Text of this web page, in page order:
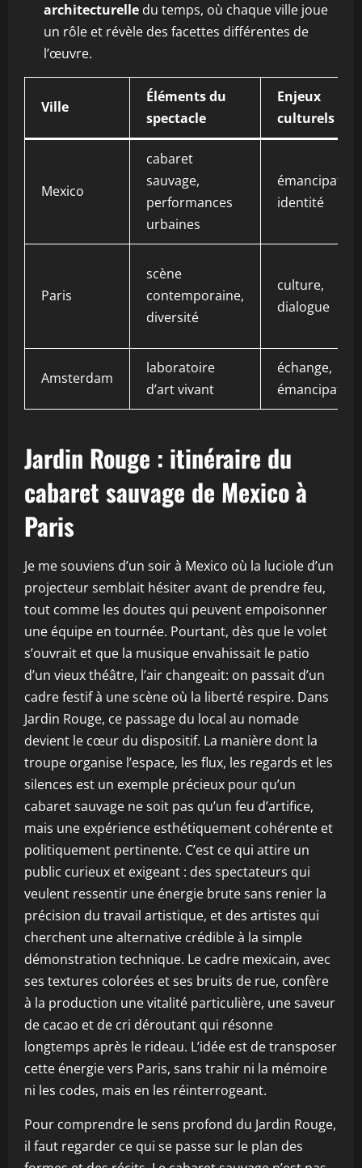
architecturelle du temps, où chaque ville joue
un rôle et révèle des facettes différentes de
l’œuvre.
Ville
Éléments du
spectacle
Enjeux
culturels
Mexico
cabaret
sauvage,
performances
urbaines
identité
Paris
scène
contemporaine,
diversité
culture,
dialogue
Amsterdam
laboratoire
d’art vivant
échange,
émancipation
Jardin Rouge : itinéraire du
cabaret sauvage de Mexico à
Paris
Je me souviens d’un soir à Mexico où la luciole d’un
projecteur semblait hésiter avant de prendre feu,
tout comme les doutes qui peuvent empoisonner
une équipe en tournée. Pourtant, dès que le volet
s’ouvrait et que la musique envahissait le patio
d’un vieux théâtre, l’air changeait: on passait d’un
cadre festif à une scène où la liberté respire. Dans
Jardin Rouge, ce passage du local au nomade
devient le cœur du dispositif. La manière dont la
troupe organise l’espace, les flux, les regards et les
silences est un exemple précieux pour qu’un
cabaret sauvage ne soit pas qu’un feu d’artifice,
mais une expérience esthétiquement cohérente et
politiquement pertinente. C’est ce qui attire un
public curieux et exigeant : des spectateurs qui
veulent ressentir une énergie brute sans renier la
précision du travail artistique, et des artistes qui
cherchent une alternative crédible à la simple
démonstration technique. Le cadre mexicain, avec
ses textures colorées et ses bruits de rue, confère
à la production une vitalité particulière, une saveur
de cacao et de cri déroutant qui résonne
longtemps après le rideau. L’idée est de transposer
cette énergie vers Paris, sans trahir ni la mémoire
ni les codes, mais en les réinterrogeant.
Pour comprendre le sens profond du Jardin Rouge,
il faut regarder ce qui se passe sur le plan des